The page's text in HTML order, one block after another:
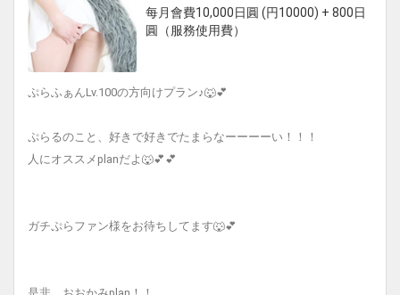
每月會費10,000日圓 (円10000) + 800日
圓（服務使用費）
ぷらふぁんLv.100の方向けプラン♪🐺💕
ぷらるのこと、好きで好きでたまらなーーーーい！！！
人にオススメplanだよ🐺💕💕
ガチぷらファン様をお待ちしてます🐺💕